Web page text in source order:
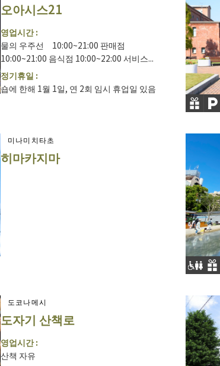
오아시스21
영업시간 :
물의 우주선 10:00~21:00 판매점
10:00~21:00 음식점 10:00~22:00 서비스...
정기휴일 :
숍에 한해 1월 1일, 연 2회 임시 휴업일 있음
미나미치타초
히마카지마
도코나메시
도자기 산책로
영업시간 :
산책 자유